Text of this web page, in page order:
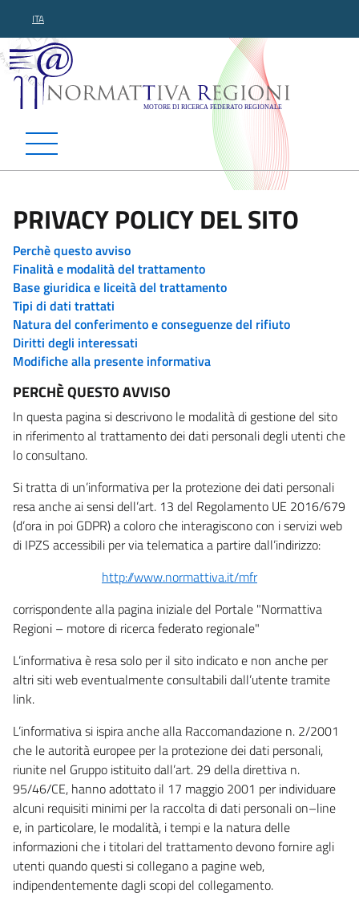
ITA
Normattiva Regioni -
PRIVACY POLICY DEL SITO
Perchè questo avviso
Finalità e modalità del trattamento
Base giuridica e liceità del trattamento
Tipi di dati trattati
Natura del conferimento e conseguenze del rifiuto
Diritti degli interessati
Modifiche alla presente informativa
PERCHÈ QUESTO AVVISO
In questa pagina si descrivono le modalità di gestione del sito
in riferimento al trattamento dei dati personali degli utenti che
lo consultano.
Si tratta di un’informativa per la protezione dei dati personali
resa anche ai sensi dell’art. 13 del Regolamento UE 2016/679
(d’ora in poi GDPR) a coloro che interagiscono con i servizi web
di IPZS accessibili per via telematica a partire dall’indirizzo:
http://www.normattiva.it/mfr
corrispondente alla pagina iniziale del Portale "Normattiva
Regioni – motore di ricerca federato regionale"
L’informativa è resa solo per il sito indicato e non anche per
altri siti web eventualmente consultabili dall’utente tramite
link.
L’informativa si ispira anche alla Raccomandazione n. 2/2001
che le autorità europee per la protezione dei dati personali,
riunite nel Gruppo istituito dall’art. 29 della direttiva n.
95/46/CE, hanno adottato il 17 maggio 2001 per individuare
alcuni requisiti minimi per la raccolta di dati personali on–line
e, in particolare, le modalità, i tempi e la natura delle
informazioni che i titolari del trattamento devono fornire agli
utenti quando questi si collegano a pagine web,
indipendentemente dagli scopi del collegamento.